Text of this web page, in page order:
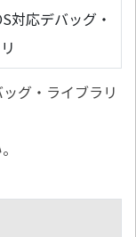
対応デバッグ・
グ・ライブラリ